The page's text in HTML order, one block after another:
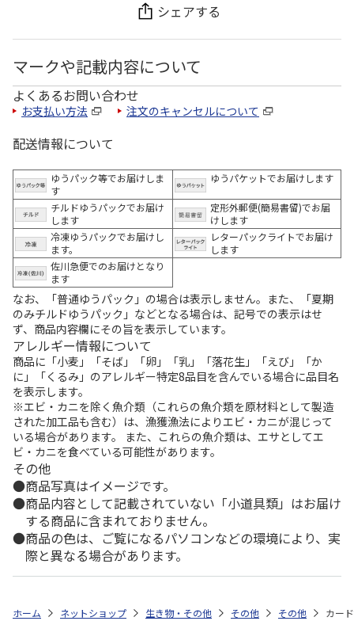
シェアする
マークや記載内容について
よくあるお問い合わせ
お支払い方法 注文のキャンセルについて
配送情報について
ゆうパック等でお届けしま
す
ゆうパケットでお届けします
チルドゆうパックでお届け
します
定形外郵便(簡易書留)でお届
けします
冷凍ゆうパックでお届けし
ます。
レターパックライトでお届け
します
佐川急便でのお届けとなり
ます
なお、「普通ゆうパック」の場合は表示しません。また、「夏期
のみチルドゆうパック」などとなる場合は、記号での表示はせ
ず、商品内容欄にその旨を表示しています。
アレルギー情報について
商品に「小麦」「そば」「卵」「乳」「落花生」「えび」「か
に」「くるみ」のアレルギー特定8品目を含んでいる場合に品目名
を表示します。
※エビ・カニを除く魚介類（これらの魚介類を原材料として製造
された加工品も含む）は、漁獲漁法によりエビ・カニが混じって
いる場合があります。 また、これらの魚介類は、エサとしてエ
ビ・カニを食べている可能性があります。
その他
商品写真はイメージです。
商品内容として記載されていない「小道具類」はお届け
する商品に含まれておりません。
商品の色は、ご覧になるパソコンなどの環境により、実
際と異なる場合があります。
ホーム ネットショップ 生き物・その他 その他 その他 カー